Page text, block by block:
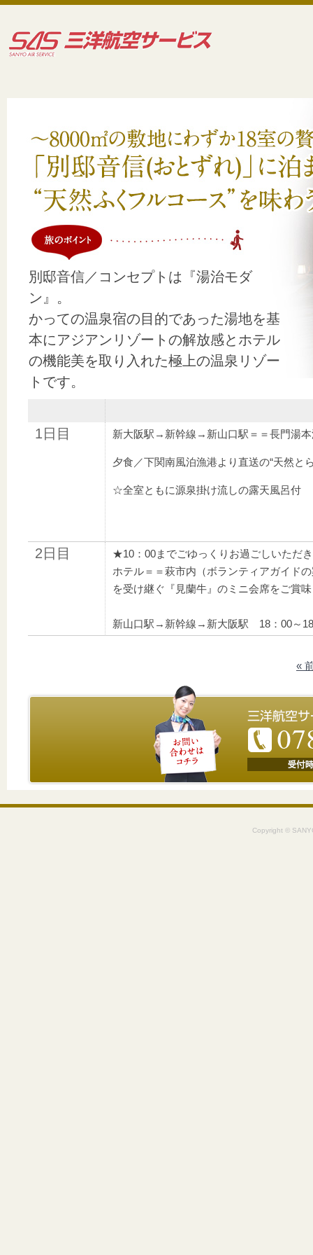
別邸音信／コンセプトは『湯治モダ
ン』。
かっての温泉宿の目的であった湯地を基
本にアジアンリゾートの解放感とホテル
の機能美を取り入れた極上の温泉リゾー
トです。
1日目 新大阪駅→新幹線→新山口駅＝＝長門湯本
夕食／下関南風泊漁港より直送の“天然と
☆全室ともに源泉掛け流しの露天風呂付
2日目
★10：00までごゆっくりお過ごしいただ
ホテル＝＝萩市内（ボランティアガイド
を受け継ぐ『見蘭牛』のミニ会席をご賞
新山口駅→新幹線→新大阪駅 18：00～
«
Copyright ©